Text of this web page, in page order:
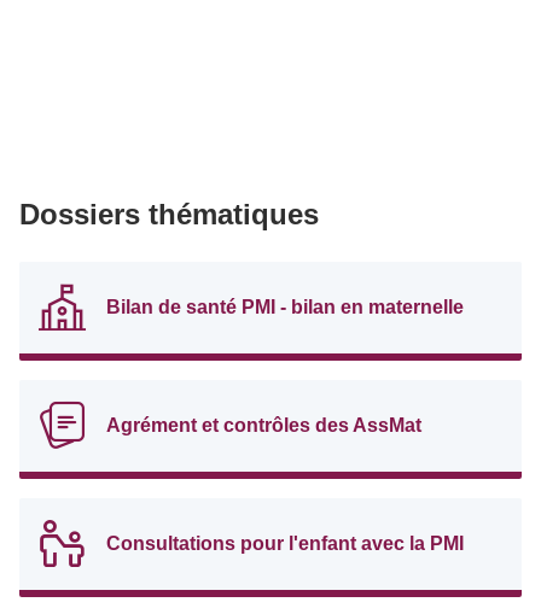
Dossiers thématiques
Bilan de santé PMI - bilan en maternelle
Agrément et contrôles des AssMat
Consultations pour l'enfant avec la PMI